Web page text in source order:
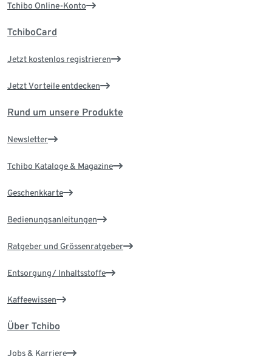
Tchibo Online-Konto
TchiboCard
Jetzt kostenlos registrieren
Jetzt Vorteile entdecken
Rund um unsere Produkte
Newsletter
Tchibo Kataloge & Magazine
Geschenkkarte
Bedienungsanleitungen
Ratgeber und Grössenratgeber
Entsorgung/ Inhaltsstoffe
Kaffeewissen
Über Tchibo
Jobs & Karriere